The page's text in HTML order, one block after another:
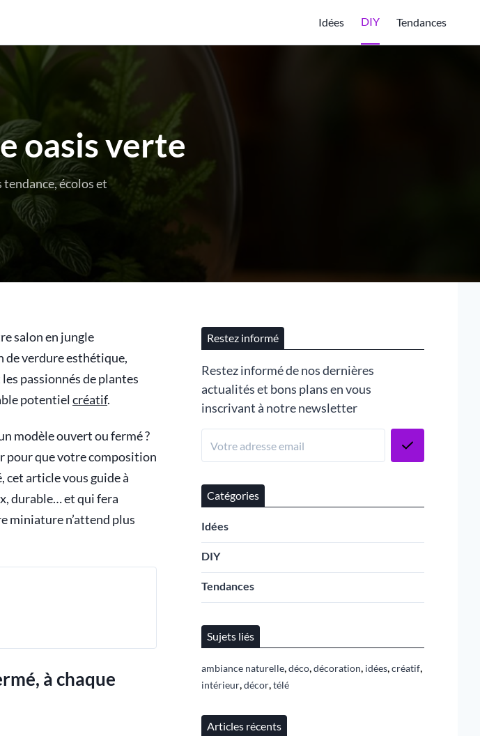
Idées DIY Tendances
oasis verte
écolos et
salon en jungle
de verdure esthétique,
passionnés de plantes
potentiel créatif.
modèle ouvert ou fermé ?
pour que votre composition
cet article vous guide à
durable… et qui fera
miniature n’attend plus
à chaque
Restez informé
Restez informé de nos dernières
actualités et bons plans en vous
inscrivant à notre newsletter
Catégories
Idées
DIY
Tendances
Sujets liés
ambiance naturelle,déco,décoration, idées,créatif,
intérieur,décor,télé
Articles récents